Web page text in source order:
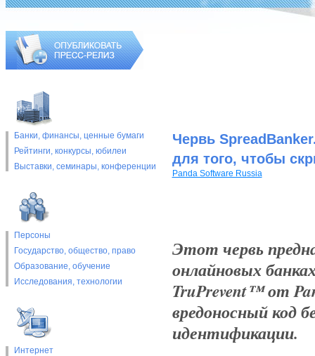
Банки, финансы, ценные бумаги
Рейтинги, конкурсы, юбилеи
Выставки, cеминары, конференции
Персоны
Государство, общество, право
Образование, обучение
Исследования, технологии
Интернет
Червь
для того, чтобы
Panda Software Russia
Этот червь
онлайновых
TruPrevent™ от
вредоносный код
идентификации.